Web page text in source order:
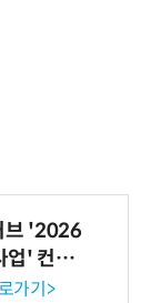
브 '2026
업' 컨소
가기>